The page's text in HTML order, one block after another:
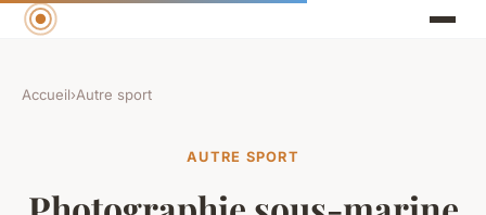
Accueil›Autre sport
AUTRE SPORT